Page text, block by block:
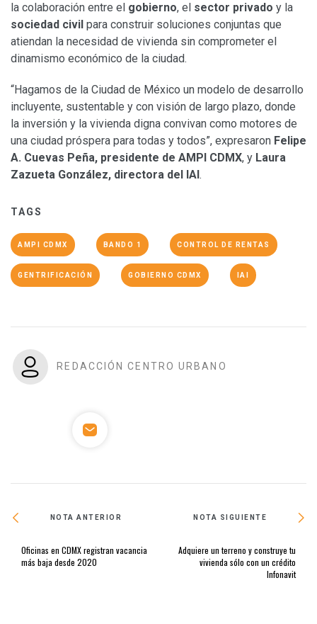
la colaboración entre el gobierno, el sector privado y la
sociedad civil para construir soluciones conjuntas que
atiendan la necesidad de vivienda sin comprometer el
dinamismo económico de la ciudad.
“Hagamos de la Ciudad de México un modelo de desarrollo
incluyente, sustentable y con visión de largo plazo, donde
la inversión y la vivienda digna convivan como motores de
una ciudad próspera para todas y todos”, expresaron Felipe
A. Cuevas Peña, presidente de AMPI CDMX, y Laura
Zazueta González, directora del IAI.
TAGS
AMPI CDMX BANDO 1 CONTROL DE RENTAS
GENTRIFICACIÓN GOBIERNO CDMX IAI
REDACCIÓN CENTRO URBANO
NOTA ANTERIOR
Oficinas en CDMX registran vacancia
más baja desde 2020
NOTA SIGUIENTE
Adquiere un terreno y construye tu
vivienda sólo con un crédito
Infonavit